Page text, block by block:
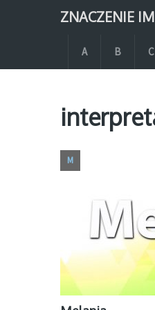
ZNACZENIE
A B C
M